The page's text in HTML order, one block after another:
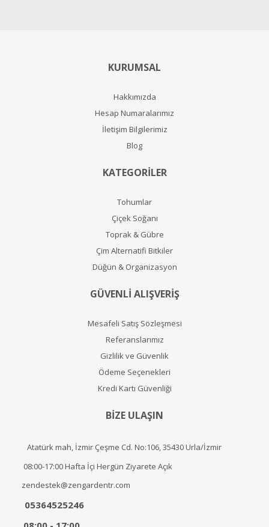
KURUMSAL
Hakkımızda
Hesap Numaralarımız
İletişim Bilgilerimiz
Blog
KATEGORİLER
Tohumlar
Çiçek Soğanı
Toprak & Gübre
Çim Alternatifi Bitkiler
Düğün & Organizasyon
GÜVENLİ ALIŞVERİŞ
Mesafeli Satış Sözleşmesi
Referanslarımız
Gizlilik ve Güvenlik
Ödeme Seçenekleri
Kredi Kartı Güvenliği
BİZE ULAŞIN
Atatürk mah, İzmir Çeşme Cd. No:106, 35430 Urla/İzmir
08:00-17:00 Hafta İçi Hergün Ziyarete Açık
zendestek@zengardentr.com
05364525246